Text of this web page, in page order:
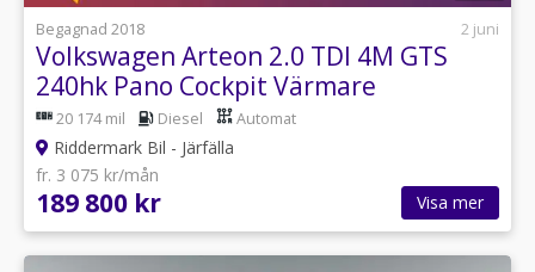
Begagnad 2018
2 juni
Volkswagen Arteon 2.0 TDI 4M GTS
240hk Pano Cockpit Värmare
20 174 mil Diesel Automat
Riddermark Bil - Järfälla
fr. 3 075 kr/mån
189 800 kr Visa mer